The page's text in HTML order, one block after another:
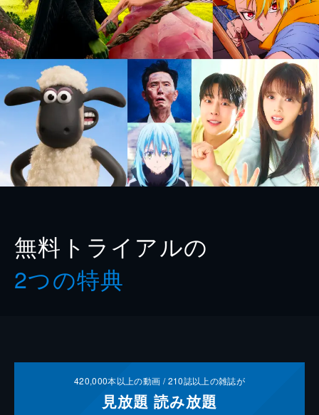
無料トライアルの
2つの特典
420,000本以上の動画 /210誌以上の雑誌が
見放題 読み放題